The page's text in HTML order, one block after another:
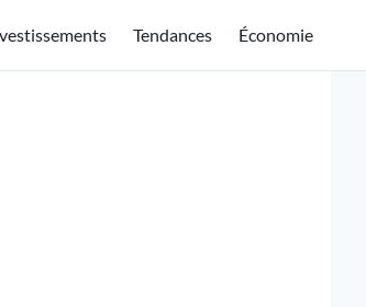
Tendances Économie